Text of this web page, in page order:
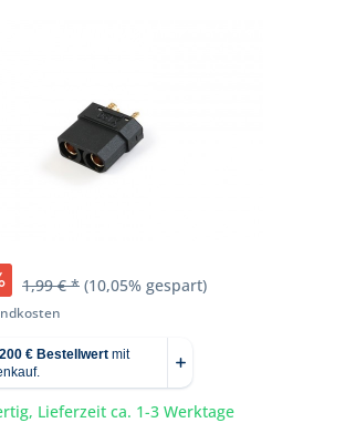
1,99 € * (10,05% gespart)
Lieferzeit ca. 1-3 Werktage